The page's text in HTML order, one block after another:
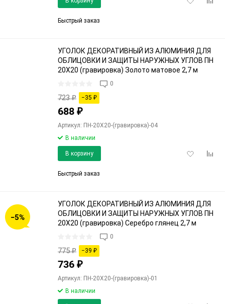
Быстрый заказ
УГОЛОК ДЕКОРАТИВНЫЙ ИЗ АЛЮМИНИЯ ДЛЯ
ОБЛИЦОВКИ И ЗАЩИТЫ НАРУЖНЫХ УГЛОВ ПН
20Х20 (гравировка) Золото матовое 2,7 м
0
723₽ −35 ₽
688 ₽
Артикул: ПН-20Х20-(гравировка)-04
В наличии
Добавить
В корзину
Быстрый заказ
−5%
УГОЛОК ДЕКОРАТИВНЫЙ ИЗ АЛЮМИНИЯ ДЛЯ
ОБЛИЦОВКИ И ЗАЩИТЫ НАРУЖНЫХ УГЛОВ ПН
20Х20 (гравировка) Серебро глянец 2,7 м
0
775₽ −39 ₽
736 ₽
Артикул: ПН-20Х20-(гравировка)-01
В наличии